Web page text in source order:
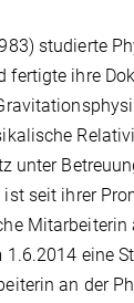
studierte
fertigte ihre
unter
ist seit ihrer
Mitarbeiterin
eine
an der